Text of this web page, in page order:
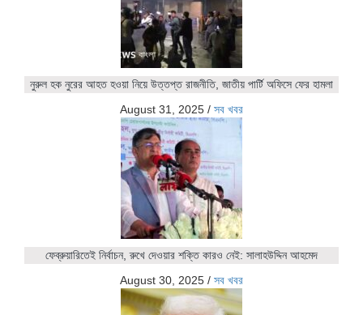
নুরুল হক নুরের আহত হওয়া নিয়ে উত্তপ্ত রাজনীতি, জাতীয় পার্টি অফিসে ফের হামলা
August 31, 2025 / সব খবর
ফেব্রুয়ারিতেই নির্বাচন, রুখে দেওয়ার শক্তি কারও নেই: সালাহউদ্দিন আহমেদ
August 30, 2025 / সব খবর